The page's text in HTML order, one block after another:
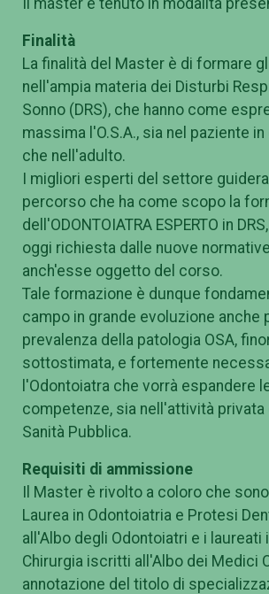
Finalità
La finalità del Master è di formare
nell'ampia materia dei Disturbi
Sonno (DRS), che hanno come
massima l'O.S.A., sia nel paziente
che nell'adulto.
I migliori esperti del settore
percorso che ha come scopo la
dell'ODONTOIATRA ESPERTO in
oggi richiesta dalle nuove
anch'esse oggetto del corso.
Tale formazione è dunque
campo in grande evoluzione anche
prevalenza della patologia OSA,
sottostimata, e fortemente
l'Odontoiatra che vorrà espandere
competenze, sia nell'attività privata
Sanità Pubblica.
Requisiti di ammissione
Il Master è rivolto a coloro che
Laurea in Odontoiatria e Protesi
all'Albo degli Odontoiatri e i laureati
Chirurgia iscritti all'Albo dei Medici
annotazione del titolo di